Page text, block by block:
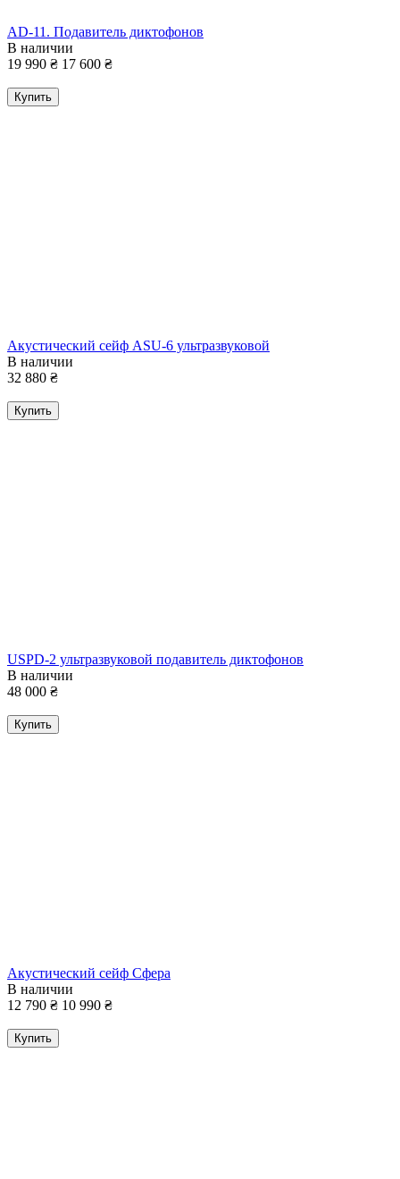
AD-11. Подавитель диктофонов
В наличии
19 990 ₴ 17 600 ₴
Купить
Акустический сейф ASU-6 ультразвуковой
В наличии
32 880 ₴
Купить
USPD-2 ультразвуковой подавитель диктофонов
В наличии
48 000 ₴
Купить
Акустический сейф Сфера
В наличии
12 790 ₴ 10 990 ₴
Купить